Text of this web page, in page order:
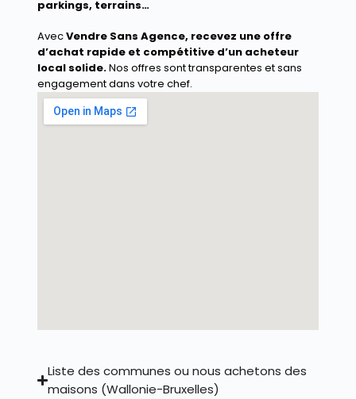
parkings, terrains…
AvecVendre Sans Agence, recevez une offre
d’achat rapide et compétitive d’un acheteur
local solide.Nos offres sont transparentes et sans
engagement dans votre chef.
Liste des communes ou nous achetons des
maisons (Wallonie-Bruxelles)